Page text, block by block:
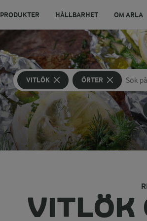
PRODUKTER HÅLLBARHET OM ARLA
VITLÖK ÖRTER
Sök
Skriv
VITLÖK